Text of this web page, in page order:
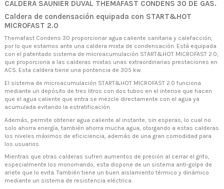
CALDERA SAUNIER DUVAL THEMAFAST CONDENS 30 DE GAS.
Caldera de condensación equipada con START&HOT
MICROFAST 2.0
Themafast Condens 30 proporcionar agua caliente sanitaria y calefacción,
por lo que estamos ante una caldera mixta de condensación. Está equipada
con el patentado sistema de microacumulación START&HOT MICROFAST 2.0,
que proporciona a las calderas mixtas unas extraordinarias prestaciones en
ACS. Esta caldera tiene una pontencia de 305 kw.
El sistema de microacumulación START&HOT MICROFAST 2.0 funciona
mediante un depósito de tres litros con dos tubos en el interioe que hacen
que el agua caliente que entra se mezcle directamente con el agua ya
acumulada evitando la estratificación.
Además, permite obtener agua caliente al instante, sin esperas, lo cual no
solo ahorra energía, también ahorra mucha agua, otorgando a estas calderas
los niveles máximos de eficiciencia, además de una gran comodidad para
los usuarios.
Mientras que otras calderas sufren aumentos de presión al cerrar el grifo,
especialmente los monomando, esta dispone de un sistema anti-golpe de
ariete que lo evita. También tiene un buen aislamiento térmico y dinámico
mediante un sistema de resistencia eléctrica.